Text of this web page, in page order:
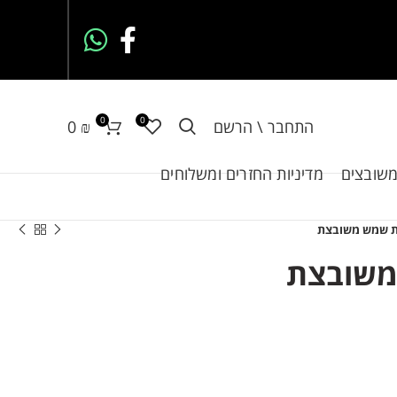
התחבר \ הרשם 0
0
0 ₪
מדיניות החזרים ומשלוחים
שמש משובצת